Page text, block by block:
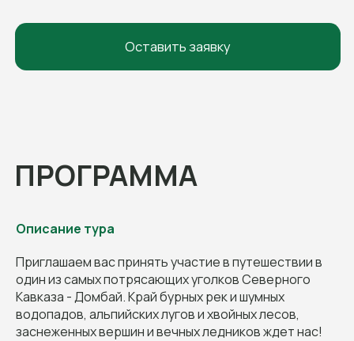
Описание тура
Приглашаем вас принять участие в путешествии в
один из самых потрясающих уголков Северного
Кавказа - Домбай. Край бурных рек и шумных
водопадов, альпийских лугов и хвойных лесов,
заснеженных вершин и вечных ледников ждет нас!